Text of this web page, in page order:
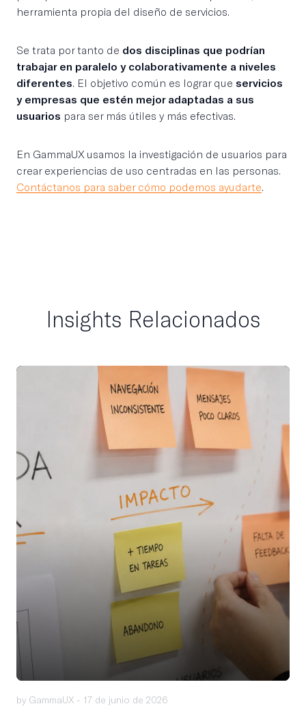
herramienta propia del diseño de servicios.
Se trata por tanto de dos disciplinas que podrían
trabajar en paralelo y colaborativamente a niveles
diferentes. El objetivo común es lograr que servicios
y empresas que estén mejor adaptadas a sus
usuarios para ser más útiles y más efectivas.
En GammaUX usamos la investigación de usuarios para
crear experiencias de uso centradas en las personas.
Contáctanos para saber cómo podemos ayudarte.
Insights Relacionados
by GammaUX - 17 de junio de 2026